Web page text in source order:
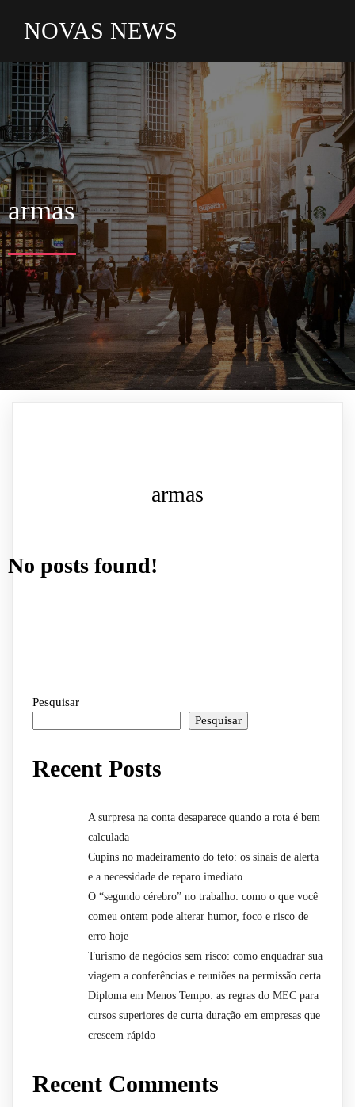
NOVAS NEWS
armas
armas
No posts found!
Pesquisar
Pesquisar
Recent Posts
A surpresa na conta desaparece quando a rota é bem
calculada
Cupins no madeiramento do teto: os sinais de alerta
e a necessidade de reparo imediato
O “segundo cérebro” no trabalho: como o que você
comeu ontem pode alterar humor, foco e risco de
erro hoje
Turismo de negócios sem risco: como enquadrar sua
viagem a conferências e reuniões na permissão certa
Diploma em Menos Tempo: as regras do MEC para
cursos superiores de curta duração em empresas que
crescem rápido
Recent Comments